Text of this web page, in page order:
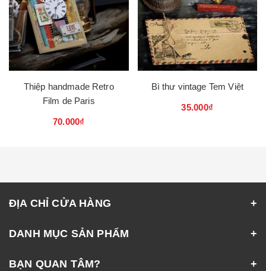
Thiệp handmade Retro
Film de Paris
70.000₫
Bì thư vintage Tem Việt
35.000₫
ĐỊA CHỈ CỬA HÀNG
DANH MỤC SẢN PHẨM
BẠN QUAN TÂM?